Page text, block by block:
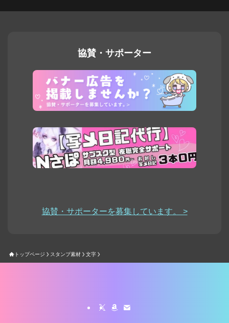
協賛・サポーター
協賛・サポーターを募集しています。 >
トップページ スタンプ素材 文字